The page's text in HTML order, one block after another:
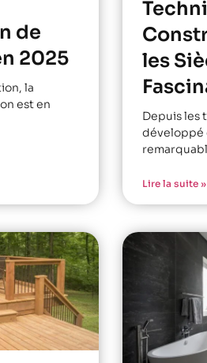
de
2025
la
est en
les
Depuis les
développé
Lire la suite »